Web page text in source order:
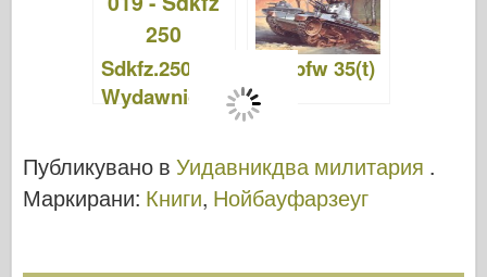
Sdkfz.250 –
Wydawnictw
PzKpfw 35(t)
–
Публикувано в Уидавникдва милитария .
Маркирани: Книги, Нойбауфарзеуг